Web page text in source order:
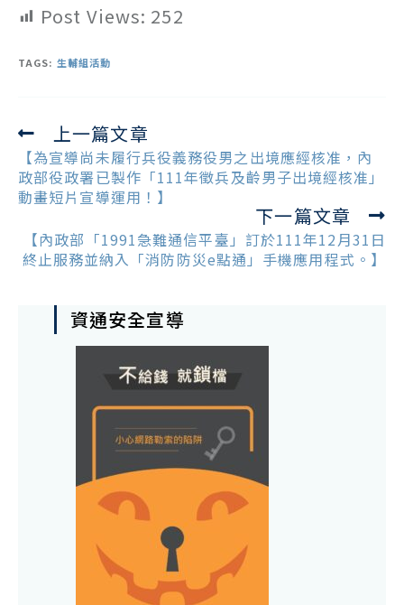
Post Views: 252
TAGS: 生輔組活動
Read
more
articles
上一篇文章
【為宣導尚未履行兵役義務役男之出境應經核准，內
政部役政署已製作「111年徵兵及齡男子出境經核准」
動畫短片宣導運用！】
下一篇文章
【內政部「1991急難通信平臺」訂於111年12月31日
終止服務並納入「消防防災e點通」手機應用程式。】
資通安全宣導